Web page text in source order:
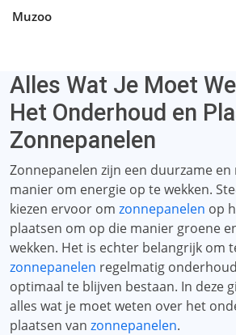
Muzoo
Alles Wat Je Moet
Het Onderhoud en
Zonnepanelen
Zonnepanelen zijn een duurzame
manier om energie op te wekken.
kiezen ervoor om zonnepanelen op
plaatsen om op die manier groene
wekken. Het is echter belangrijk om
zonnepanelen regelmatig
optimaal te blijven bestaan. In deze
alles wat je moet weten over het
plaatsen van zonnepanelen.